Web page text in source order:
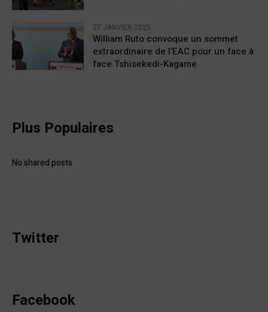
27 JANVIER 2025
William Ruto convoque un sommet
extraordinaire de l’EAC pour un face à
face Tshisekedi-Kagame
Plus Populaires
No shared posts
Twitter
Facebook